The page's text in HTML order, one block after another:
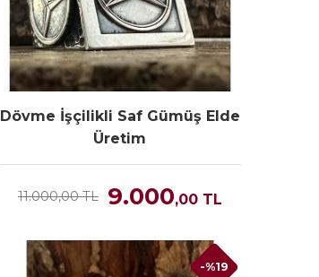
Dövme İşçilikli Saf Gümüş Elde
Üretim
11.000,00 TL 9.000,00TL
-%19